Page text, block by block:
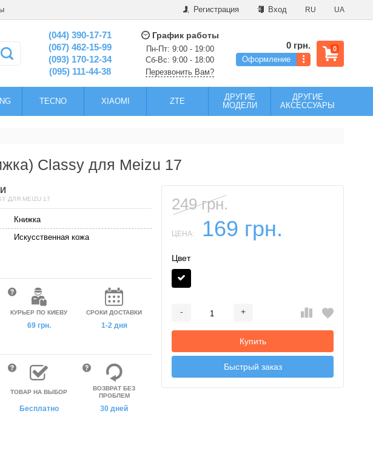
Регистрация Вход RU UA
(044) 390-17-71
(067) 462-15-99
(093) 170-12-34
(095) 111-44-38
График работы
Пн-Пт: 9:00 - 19:00
Сб-Вс: 9:00 - 18:00
Перезвонить Вам?
0
0 грн.
Оформление
TECNO XIAOMI ZTE
ДРУГИЕ
МОДЕЛИ
ДРУГИЕ
АКСЕССУАРЫ
Classy для Meizu 17
249 грн.
ЦЕНА: 169 грн.
Цвет
- +
Купить
Быстрый заказ
ДЛЯ MEIZU 17
Книжка
Искусственная кожа
КУРЬЕР ПО КИЕВУ
69 грн.
СРОКИ ДОСТАВКИ
1-2 дня
ТОВАР НА ВЫБОР
Бесплатно
ВОЗВРАТ БЕЗ
ПРОБЛЕМ
30 дней